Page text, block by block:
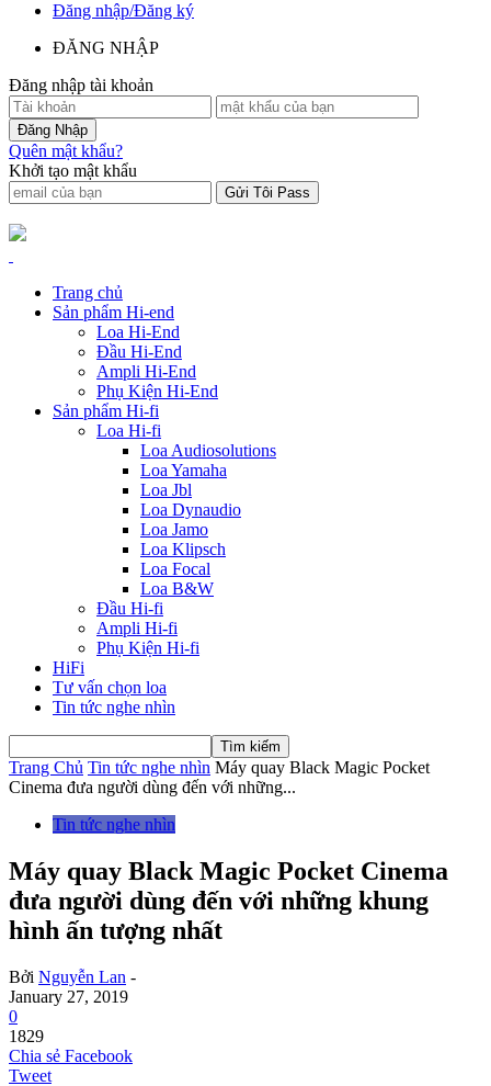
Đăng nhập/Đăng ký
ĐĂNG NHẬP
Đăng nhập tài khoản
Quên mật khẩu?
Khởi tạo mật khẩu
Trang chủ
Sản phẩm Hi-end
Loa Hi-End
Đầu Hi-End
Ampli Hi-End
Phụ Kiện Hi-End
Sản phẩm Hi-fi
Loa Hi-fi
Loa Audiosolutions
Loa Yamaha
Loa Jbl
Loa Dynaudio
Loa Jamo
Loa Klipsch
Loa Focal
Loa B&W
Đầu Hi-fi
Ampli Hi-fi
Phụ Kiện Hi-fi
HiFi
Tư vấn chọn loa
Tin tức nghe nhìn
Trang Chủ Tin tức nghe nhìn Máy quay Black Magic Pocket
Cinema đưa người dùng đến với những...
Tin tức nghe nhìn
Máy quay Black Magic Pocket Cinema
đưa người dùng đến với những khung
hình ấn tượng nhất
Bởi Nguyễn Lan -
January 27, 2019
0
1829
Chia sẻ Facebook
Tweet